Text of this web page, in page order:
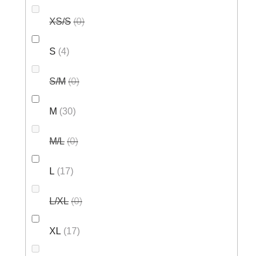
XS/S 0
S 4
S/M 0
M 30
M/L 0
L 17
L/XL 0
XL 17